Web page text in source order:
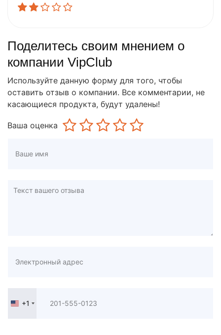
Поделитесь своим мнением о
компании VipClub
Используйте данную форму для того, чтобы
оставить отзыв о компании. Все комментарии, не
касающиеся продукта, будут удалены!
Ваша оценка
United
+1